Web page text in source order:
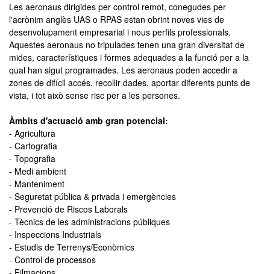
Les aeronaus dirigides per control remot, conegudes per
l'acrònim anglès UAS o RPAS estan obrint noves vies de
desenvolupament empresarial i nous perfils professionals.
Aquestes aeronaus no tripulades tenen una gran diversitat de
mides, característiques i formes adequades a la funció per a la
qual han sigut programades. Les aeronaus poden accedir a
zones de difícil accés, recollir dades, aportar diferents punts de
vista, i tot això sense risc per a les persones.
Àmbits d'actuació amb gran potencial:
- Agricultura
- Cartografia
- Topografia
- Medi ambient
- Manteniment
- Seguretat pública & privada i emergències
- Prevenció de Riscos Laborals
- Tècnics de les administracions públiques
- Inspeccions Industrials
- Estudis de Terrenys/Econòmics
- Control de processos